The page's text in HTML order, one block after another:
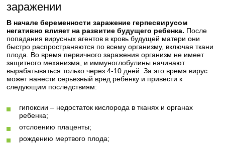
заражении
В начале беременности заражение герпесвирусом
негативно влияет на развитие будущего ребенка. После
попадания вирусных агентов в кровь будущей матери они
быстро распространяются по всему организму, включая ткани
плода. Во время первичного заражения организм не имеет
защитного механизма, и иммуноглобулины начинают
вырабатываться только через 4-10 дней. За это время вирус
может нанести серьезный вред ребенку и привести к
следующим последствиям:
гипоксии – недостаток кислорода в тканях и органах
ребенка;
отслоению плаценты;
рождению мертвого плода;